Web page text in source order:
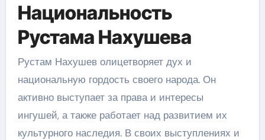
Национальность
Рустама Нахушева
Рустам Нахушев олицетворяет дух и
национальную гордость своего народа. Он
активно выступает за права и интересы
ингушей, а также работает над развитием их
культурного наследия. В своих выступлениях и